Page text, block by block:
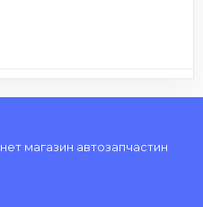
магазин автозапчастин